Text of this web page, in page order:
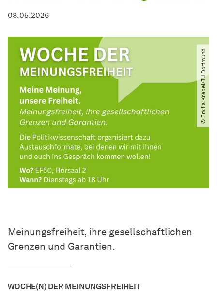
08.05.2026
© Emilia Knebel​/​TU Dortmund
Meinungsfreiheit, ihre gesellschaftlichen
Grenzen und Garantien.
WOCHE(N) DER MEINUNGSFREIHEIT